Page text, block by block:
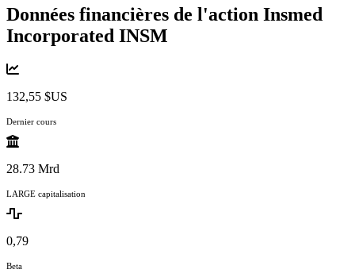
Données financières de l'action Insmed
Incorporated INSM
132,55 $US
Dernier cours
28.73 Mrd
LARGE capitalisation
0,79
Beta